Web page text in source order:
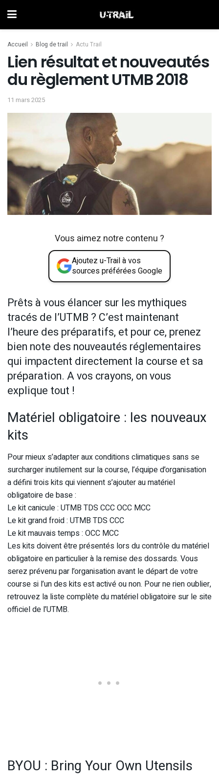
Accueil Blog de trail Actu Trail
Lien résultat et nouveautés
du règlement UTMB 2018
11 mars 2025
Vous aimez notre contenu ?
Ajoutez u-Trail à vos
sources préférées Google
Prêts à vous élancer sur les mythiques
tracés de l’UTMB ? C’est maintenant
l’heure des préparatifs, et pour ce, prenez
bien note des nouveautés réglementaires
qui impactent directement la course et sa
préparation. A vos crayons, on vous
explique tout !
Matériel obligatoire : les nouveaux
kits
Pour mieux s’adapter aux conditions climatiques sans se
surcharger inutilement sur la course, l’équipe d’organisation
a défini trois kits qui viennent s’ajouter au matériel
obligatoire de base :
Le kit canicule : UTMB TDS CCC OCC MCC
Le kit grand froid : UTMB TDS CCC
Le kit mauvais temps : OCC MCC
Les kits doivent être présentés lors du contrôle du matériel
obligatoire en particulier à la remise des dossards. Vous
serez prévenu par l’organisation avant le départ de votre
course si l’un des kits est activé ou non. Pour ne rien oublier,
retrouvez la liste complète du matériel obligatoire sur le site
officiel de l’UTMB.
BYOU : Bring Your Own Utensils